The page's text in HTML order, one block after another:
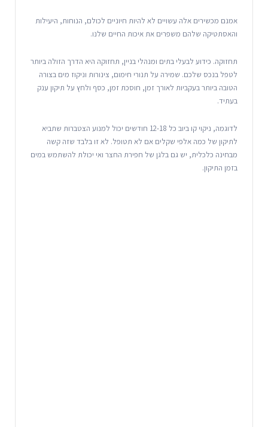
אמנם מכשירים אלה עשויים לא להיות חיוניים לכולם, הנוחות, היעילות
והאסתטיקה שלהם משפרים את איכות החיים שלנו.
תחזוקה. כידוע לבעלי בתים ומנהלי בניין, תחזוקה היא הדרך הזולה ביותר
לטפל בנכס שלכם. שמירה על תנורי חימום, צינורות וניקוז מים בצורה
הטובה ביותר בעקביות לאורך זמן, חוסכת זמן, כסף ולחץ על תיקון ענק
בעתיד.
לדוגמה, ניקוי קו ביוב כל 12-18 חודשים יכול למנוע הצטברות שתביא
לתיקון של כמה אלפי שקלים אם לא תטופל. לא זו בלבד שזה קשה
מבחינה כלכלית, יש גם בלגן של חפירת החצר ואי יכולת להשתמש במים
בזמן התיקון.